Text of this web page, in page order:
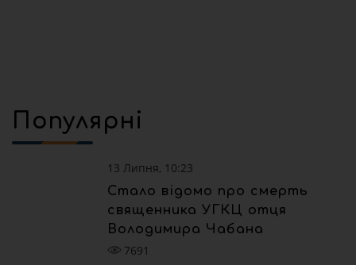
Популярні
13 Липня, 10:23
Стало відомо про смерть
священника УГКЦ отця
Володимира Чабана
7691